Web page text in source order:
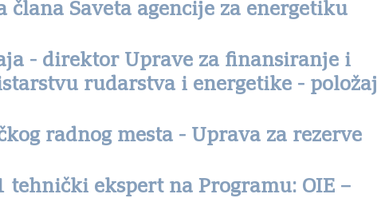
Saveta agencije za energetiku
- direktor Uprave za finansiranje i
rudarstva i energetike - položaj
radnog mesta - Uprava za rezerve
ekspert na Programu: OIE –